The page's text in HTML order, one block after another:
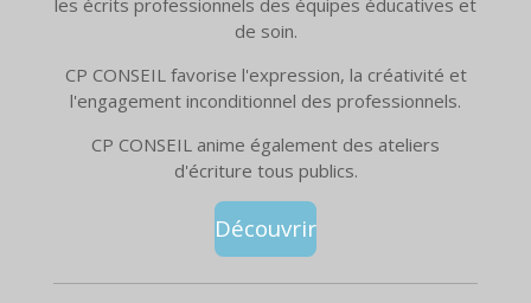
les écrits professionnels des équipes éducatives et
de soin.
CP CONSEIL favorise l'expression, la créativité et
l'engagement inconditionnel des professionnels.
CP CONSEIL anime également des ateliers
d'écriture tous publics.
Découvrir